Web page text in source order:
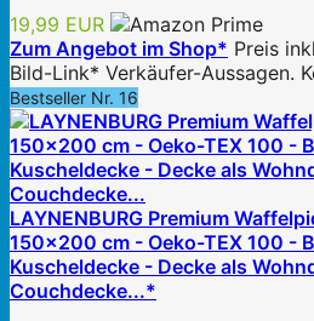
19,99 EUR
Zum Angebot im Shop* Preis
Bild-Link* Verkäufer-Aussagen.
Bestseller Nr. 16
LAYNENBURG Premium
150x200 cm - Oeko-TEX 100 -
Kuscheldecke - Decke als
Couchdecke...*